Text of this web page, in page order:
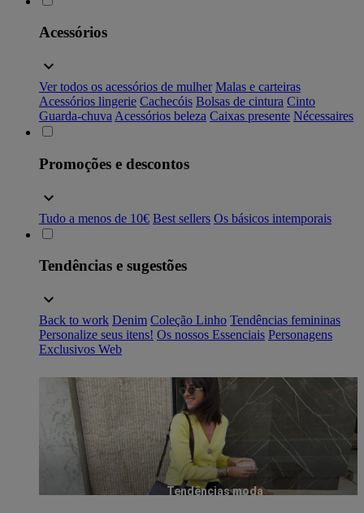
Acessórios
Ver todos os acessórios de mulher Malas e carteiras
Acessórios lingerie Cachecóis Bolsas de cintura Cinto
Guarda-chuva Acessórios beleza Caixas presente Nécessaires
Promoções e descontos
Tudo a menos de 10€ Best sellers Os básicos intemporais
Tendências e sugestões
Back to work Denim Coleção Linho Tendências femininas
Personalize seus itens! Os nossos Essenciais Personagens
Exclusivos Web
Tendências moda